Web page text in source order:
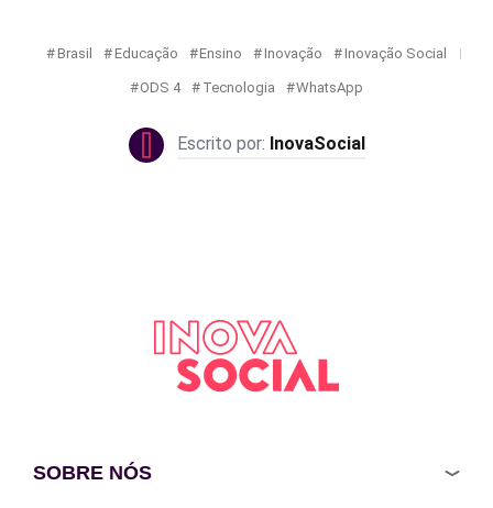
Brasil Educação Ensino Inovação Inovação Social
ODS 4 Tecnologia WhatsApp
InovaSocial
SOBRE NÓS